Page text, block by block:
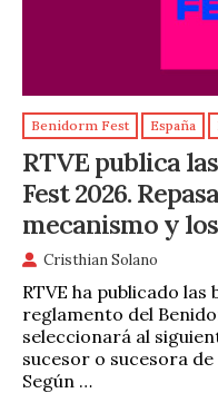
Benidorm Fest España
RTVE publica
Fest 2026.
mecanismo y
Cristhian Solano
RTVE ha publicado
reglamento del
seleccionará al
sucesor o sucesora
Según …